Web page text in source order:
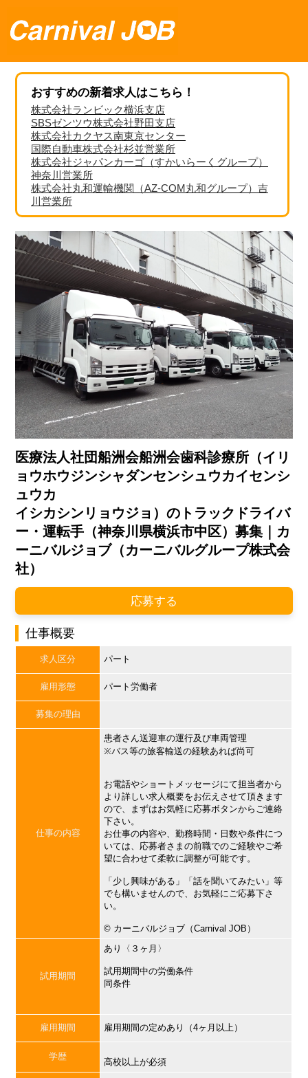
おすすめの新着求人はこちら！
株式会社ランビック横浜支店
SBSゼンツウ株式会社野田支店
株式会社カクヤス南東京センター
国際自動車株式会社杉並営業所
株式会社ジャパンカーゴ（すかいらーくグループ）
神奈川営業所
株式会社丸和運輸機関（AZ-COM丸和グループ）吉
川営業所
医療法人社団船洲会船洲会歯科診療所（イリ
ョウホウジンシャダンセンシュウカイセンシ
ュウカ
イシカシンリョウジョ）のトラックドライバ
ー・運転手（神奈川県横浜市中区）募集｜カ
ーニバルジョブ（カーニバルグループ株式会
社）
応募する
仕事概要
求人区分 パート
雇用形態 パート労働者
募集の理由
仕事の内容
患者さん送迎車の運行及び車両管理
※バス等の旅客輸送の経験あれば尚可
お電話やショートメッセージにて担当者から
より詳しい求人概要をお伝えさせて頂きます
ので、まずはお気軽に応募ボタンからご連絡
下さい。
お仕事の内容や、勤務時間・日数や条件につ
いては、応募者さまの前職でのご経験やご希
望に合わせて柔軟に調整が可能です。
「少し興味がある」「話を聞いてみたい」等
でも構いませんので、お気軽にご応募下さ
い。
©︎ カーニバルジョブ（Carnival JOB）
試用期間
あり〈３ヶ月〉
試用期間中の労働条件
同条件
雇用期間 雇用期間の定めあり（4ヶ月以上）
学歴
高校以上が必須